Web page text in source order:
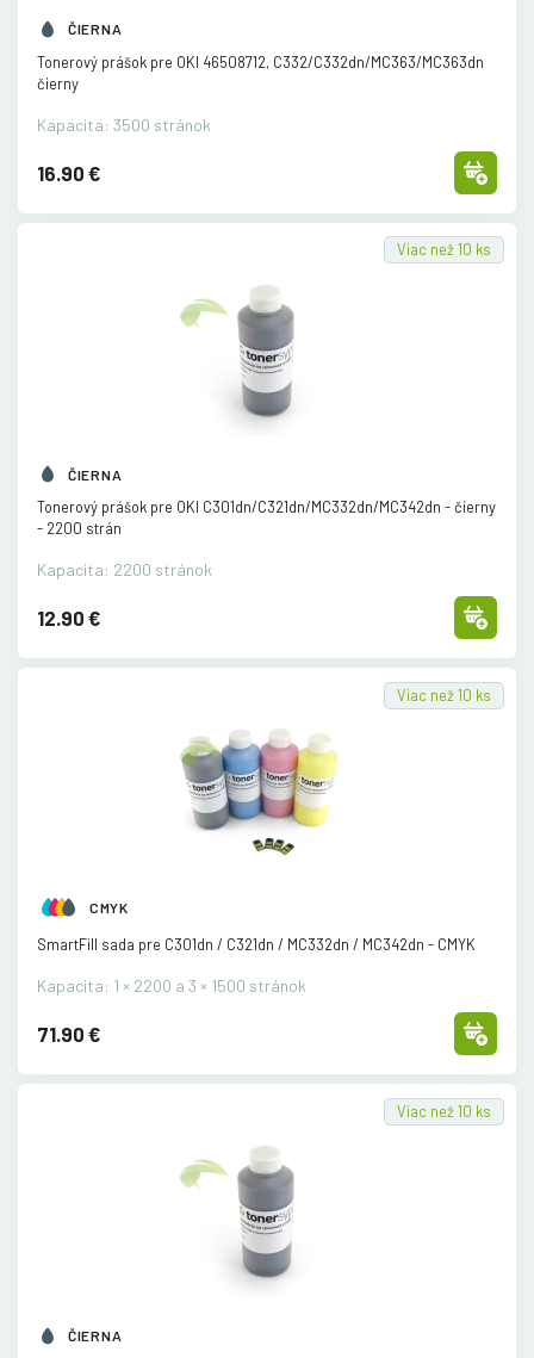
ČIERNA
Tonerový prášok pre OKI 46508712, C332/C332dn/MC363/MC363dn
čierny
Kapacita: 3500 stránok
16.90 €
ČIERNA
Viac než 10 ks
Tonerový prášok pre OKI C301dn/C321dn/MC332dn/MC342dn - čierny
- 2200 strán
Kapacita: 2200 stránok
12.90 €
CMYK
Viac než 10 ks
SmartFill sada pre C301dn / C321dn / MC332dn / MC342dn - CMYK
Kapacita: 1 × 2200 a 3 × 1500 stránok
71.90 €
ČIERNA
Viac než 10 ks